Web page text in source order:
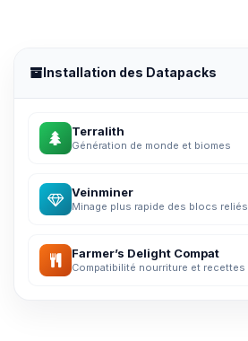
Installation des Datapacks
Terralith
Génération de monde et biomes
Veinminer
Minage plus rapide des blocs reliés
Farmer’s Delight Compat
Compatibilité nourriture et recettes